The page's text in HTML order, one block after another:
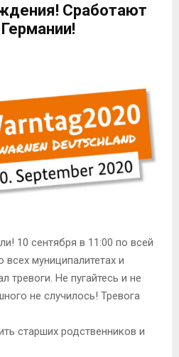
Сработают
10 сентября в 11:00 по всей
всех муниципалитетах и
тревоги. Не пугайтесь и не
не случилось! Тревога
старших родственников и